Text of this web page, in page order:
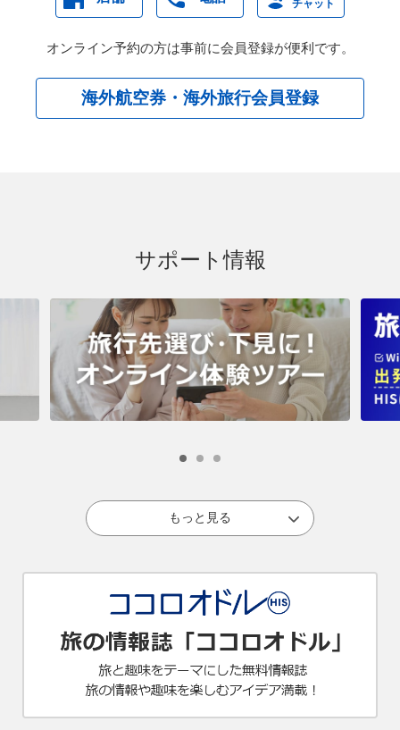
チャット
オンライン予約の方は事前に会員登録が便利です。
海外航空券・海外旅行会員登録
サポート情報
もっと見る